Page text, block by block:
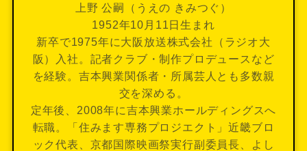
上野 公嗣（うえの きみつぐ）
1952年10月11日生まれ
新卒で1975年に大阪放送株式会社（ラジオ大
阪）入社。記者クラブ・制作プロデュースなど
を経験。吉本興業関係者・所属芸人とも多数親
交を深める。
定年後、2008年に吉本興業ホールディングスへ
転職。「住みます専務プロジエクト」近畿ブロ
ック代表、京都国際映画祭実行副委員長、よし